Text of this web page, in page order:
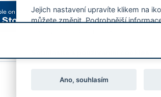
webmaster@zlin.eu
Jejich nastavení upravíte klikem na
můžete změnit. Podrobnější
Ano, souhlasím